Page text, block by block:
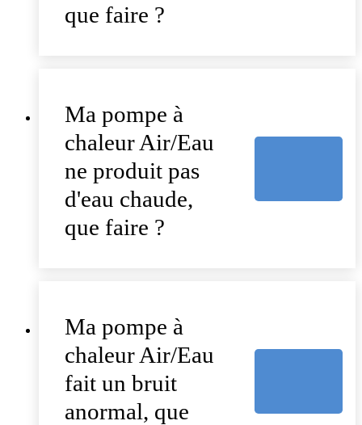
que faire ?
Ma pompe à
chaleur Air/Eau
ne produit pas
d'eau chaude,
que faire ?
Ma pompe à
chaleur Air/Eau
fait un bruit
anormal, que